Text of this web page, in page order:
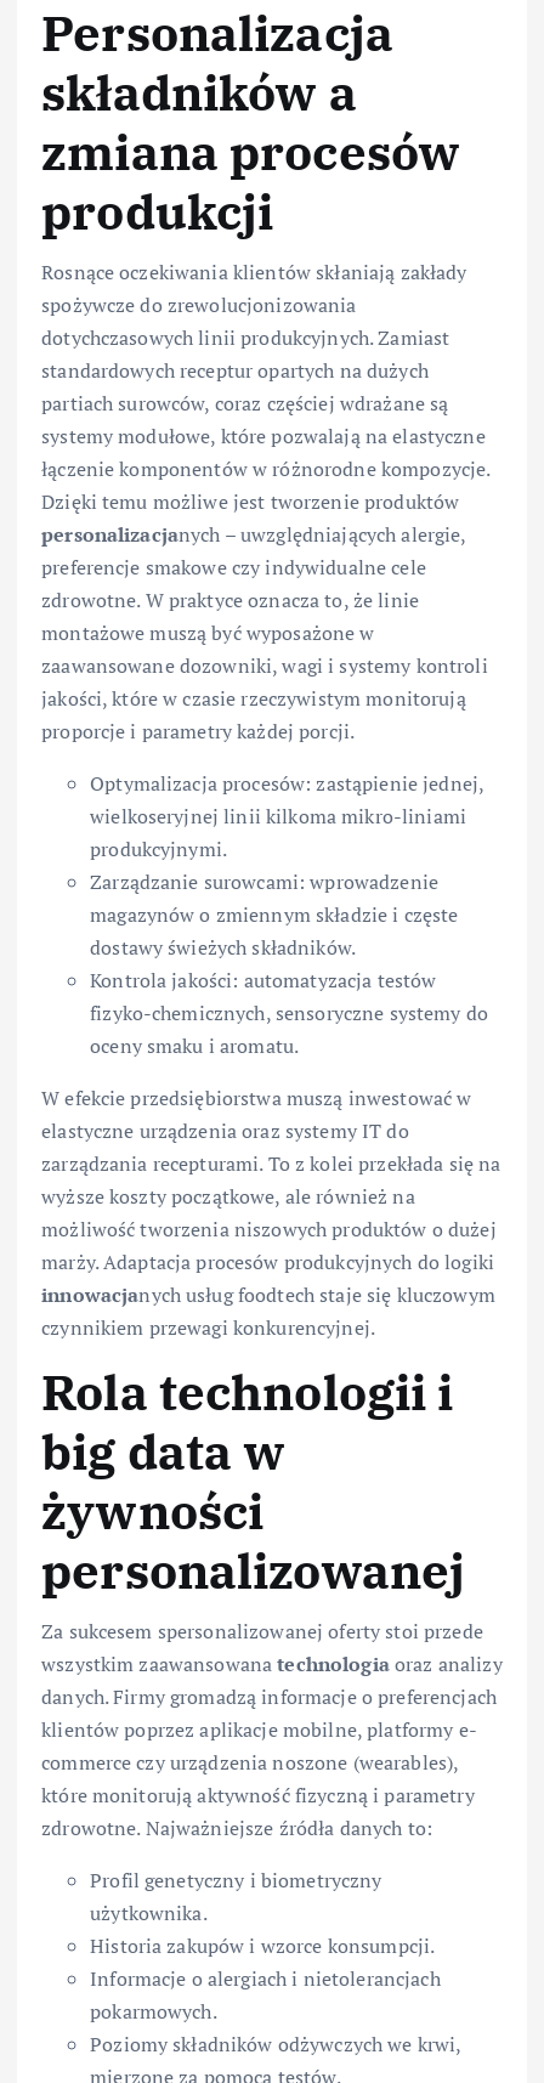
Personalizacja
składników a
zmiana procesów
produkcji
Rosnące oczekiwania klientów skłaniają zakłady
spożywcze do zrewolucjonizowania
dotychczasowych linii produkcyjnych. Zamiast
standardowych receptur opartych na dużych
partiach surowców, coraz częściej wdrażane są
systemy modułowe, które pozwalają na elastyczne
łączenie komponentów w różnorodne kompozycje.
Dzięki temu możliwe jest tworzenie produktów
personalizacjanych – uwzględniających alergie,
preferencje smakowe czy indywidualne cele
zdrowotne. W praktyce oznacza to, że linie
montażowe muszą być wyposażone w
zaawansowane dozowniki, wagi i systemy kontroli
jakości, które w czasie rzeczywistym monitorują
proporcje i parametry każdej porcji.
Optymalizacja procesów: zastąpienie jednej,
wielkoseryjnej linii kilkoma mikro-liniami
produkcyjnymi.
Zarządzanie surowcami: wprowadzenie
magazynów o zmiennym składzie i częste
dostawy świeżych składników.
Kontrola jakości: automatyzacja testów
fizyko-chemicznych, sensoryczne systemy do
oceny smaku i aromatu.
W efekcie przedsiębiorstwa muszą inwestować w
elastyczne urządzenia oraz systemy IT do
zarządzania recepturami. To z kolei przekłada się na
wyższe koszty początkowe, ale również na
możliwość tworzenia niszowych produktów o dużej
marży. Adaptacja procesów produkcyjnych do logiki
innowacjanych usług foodtech staje się kluczowym
czynnikiem przewagi konkurencyjnej.
Rola technologii i
big data w
żywności
personalizowanej
Za sukcesem spersonalizowanej oferty stoi przede
wszystkim zaawansowanatechnologiaoraz analizy
danych. Firmy gromadzą informacje o preferencjach
klientów poprzez aplikacje mobilne, platformy e-
commerce czy urządzenia noszone (wearables),
które monitorują aktywność fizyczną i parametry
zdrowotne. Najważniejsze źródła danych to:
Profil genetyczny i biometryczny
użytkownika.
Historia zakupów i wzorce konsumpcji.
Informacje o alergiach i nietolerancjach
pokarmowych.
Poziomy składników odżywczych we krwi,
mierzone za pomocą testów.